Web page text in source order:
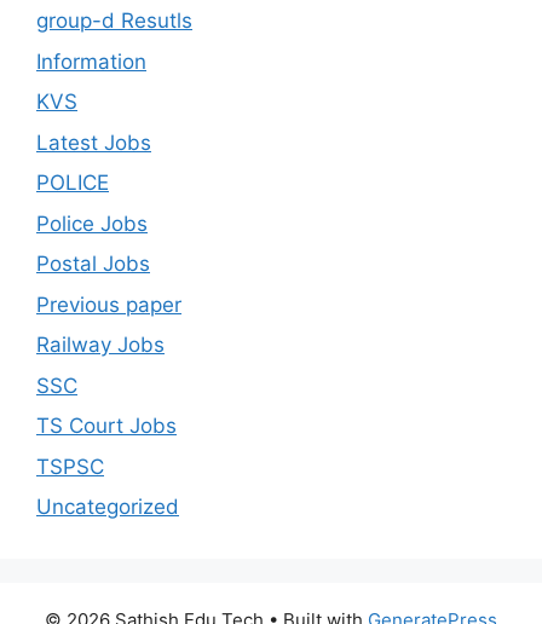
group-d Resutls
Information
KVS
Latest Jobs
POLICE
Police Jobs
Postal Jobs
Previous paper
Railway Jobs
SSC
TS Court Jobs
TSPSC
Uncategorized